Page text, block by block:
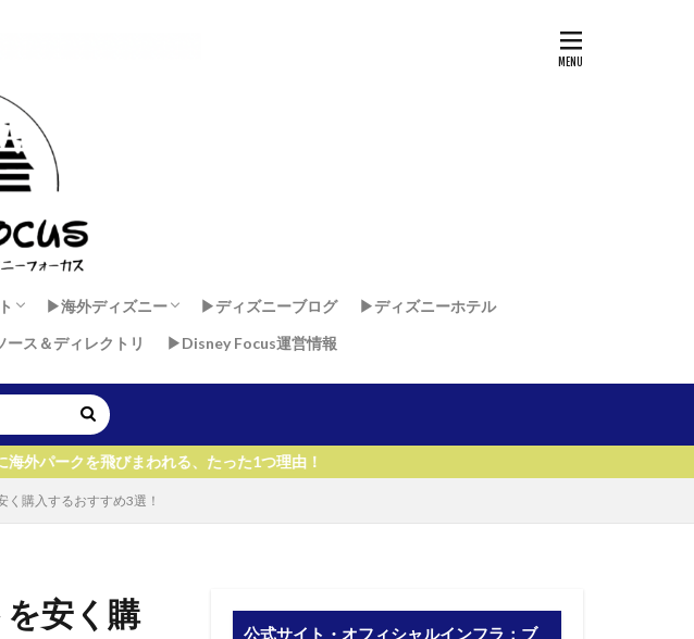
▶︎海外ディズニー
香港ディズニーランド
上海ディズニーランド
アウラニ・ディズニー・リゾート & スパ
ディズニーランド・リゾート
ディズニーランドパリ
ウォルト・ディズニー・ワールド・リゾート
▶︎ディズニーブログ
▶︎ディズニーホテル
ス＆ディレクトリ ▶︎Disney Focus運営情報
れる、たった1つ理由！
く購入するおすすめ3選！
を安く購
公式サイト・オフィシャルインフラ：ブ